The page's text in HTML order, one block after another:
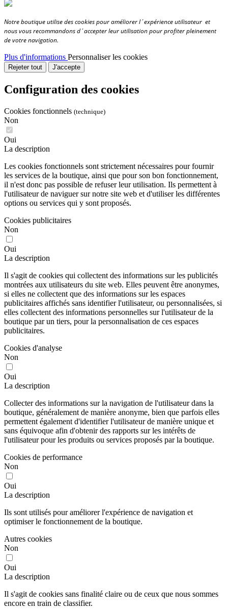
Notre boutique utilise des cookies pour améliorer l´expérience utilisateur et
nous vous recommandons d´accepter leur utilisation pour profiter pleinement
de votre navigation.
Plus d'informations Personnaliser les cookies
Rejeter tout J'accepte
Configuration des cookies
Cookies fonctionnels (technique)
Non
Oui
La description
Les cookies fonctionnels sont strictement nécessaires pour fournir
les services de la boutique, ainsi que pour son bon fonctionnement,
il n'est donc pas possible de refuser leur utilisation. Ils permettent à
l'utilisateur de naviguer sur notre site web et d'utiliser les différentes
options ou services qui y sont proposés.
Cookies publicitaires
Non
Oui
La description
Il s'agit de cookies qui collectent des informations sur les publicités
montrées aux utilisateurs du site web. Elles peuvent être anonymes,
si elles ne collectent que des informations sur les espaces
publicitaires affichés sans identifier l'utilisateur, ou personnalisées, si
elles collectent des informations personnelles sur l'utilisateur de la
boutique par un tiers, pour la personnalisation de ces espaces
publicitaires.
Cookies d'analyse
Non
Oui
La description
Collecter des informations sur la navigation de l'utilisateur dans la
boutique, généralement de manière anonyme, bien que parfois elles
permettent également d'identifier l'utilisateur de manière unique et
sans équivoque afin d'obtenir des rapports sur les intérêts de
l'utilisateur pour les produits ou services proposés par la boutique.
Cookies de performance
Non
Oui
La description
Ils sont utilisés pour améliorer l'expérience de navigation et
optimiser le fonctionnement de la boutique.
Autres cookies
Non
Oui
La description
Il s'agit de cookies sans finalité claire ou de ceux que nous sommes
encore en train de classifier.